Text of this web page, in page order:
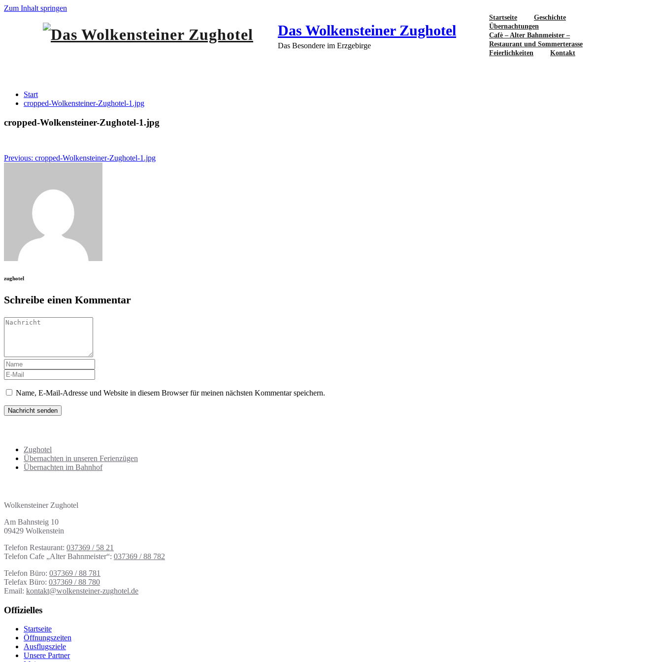
Zum Inhalt springen
Das Wolkensteiner Zughotel
Das Besondere im Erzgebirge
Startseite
Geschichte
Übernachtungen
Cafè – Alter Bahnmeister –
Restaurant und Sommerterasse
Feierlichkeiten
Kontakt
Start
cropped-Wolkensteiner-Zughotel-1.jpg
cropped-Wolkensteiner-Zughotel-1.jpg
Beitragsnavigation
Previous: cropped-Wolkensteiner-Zughotel-1.jpg
zughotel
Schreibe einen Kommentar
Name, E-Mail-Adresse und Website in diesem Browser für meinen nächsten Kommentar speichern.
Zughotel
Übernachten in unseren Ferienzügen
Übernachten im Bahnhof
Wolkensteiner Zughotel
Am Bahnsteig 10
09429 Wolkenstein
Telefon Restaurant: 037369 / 58 21
Telefon Cafe „Alter Bahnmeister“: 037369 / 88 782
Telefon Büro: 037369 / 88 781
Telefax Büro: 037369 / 88 780
Email: kontakt@wolkensteiner-zughotel.de
Offizielles
Startseite
Öffnungszeiten
Ausflugsziele
Unsere Partner